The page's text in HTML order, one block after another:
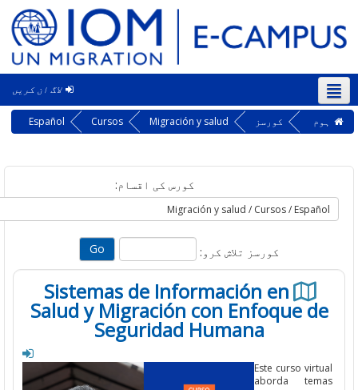
لاگ ان کریں
کورسز Migración y salud
Cursos
Español
کورس کی اقسام:
کورسز تلاش کرو:
Sistemas de Información en
Salud y Migración con Enfoque
Seguridad Humana
Este curso
aborda